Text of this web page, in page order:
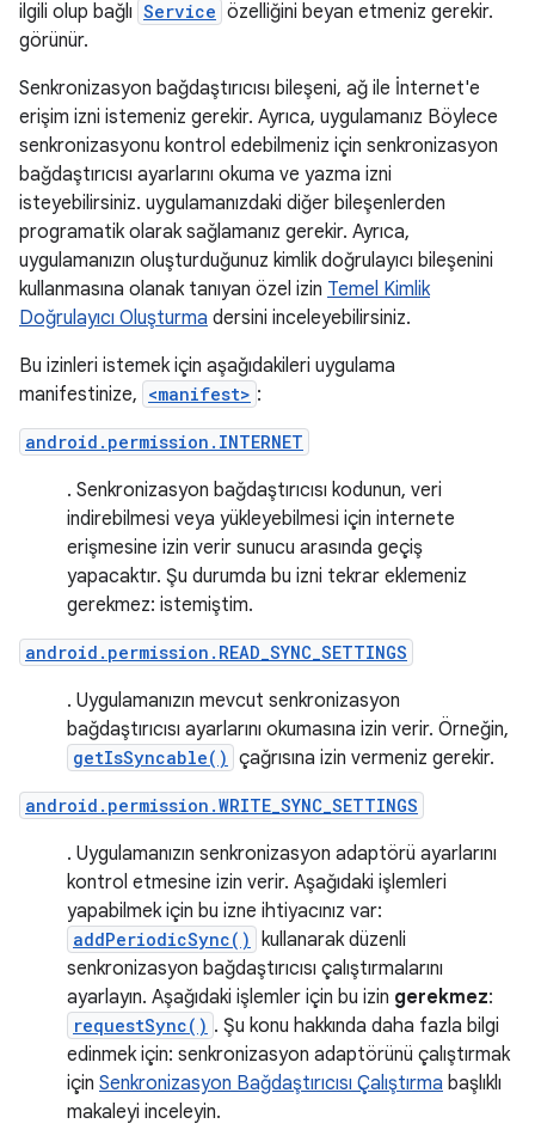
ilgili olup bağlı Service özelliğini beyan etmeniz gerekir.
görünür.
Senkronizasyon bağdaştırıcısı bileşeni, ağ ile İnternet'e
erişim izni istemeniz gerekir. Ayrıca, uygulamanız Böylece
senkronizasyonu kontrol edebilmeniz için senkronizasyon
bağdaştırıcısı ayarlarını okuma ve yazma izni
isteyebilirsiniz. uygulamanızdaki diğer bileşenlerden
programatik olarak sağlamanız gerekir. Ayrıca,
uygulamanızın oluşturduğunuz kimlik doğrulayıcı bileşenini
kullanmasına olanak tanıyan özel izin Temel Kimlik
Doğrulayıcı Oluşturma dersini inceleyebilirsiniz.
Bu izinleri istemek için aşağıdakileri uygulama
manifestinize, <manifest> :
android.permission.INTERNET
. Senkronizasyon bağdaştırıcısı kodunun, veri
indirebilmesi veya yükleyebilmesi için internete
erişmesine izin verir sunucu arasında geçiş
yapacaktır. Şu durumda bu izni tekrar eklemeniz
gerekmez: istemiştim.
android.permission.READ_SYNC_SETTINGS
. Uygulamanızın mevcut senkronizasyon
bağdaştırıcısı ayarlarını okumasına izin verir. Örneğin,
getIsSyncable() çağrısına izin vermeniz gerekir.
android.permission.WRITE_SYNC_SETTINGS
. Uygulamanızın senkronizasyon adaptörü ayarlarını
kontrol etmesine izin verir. Aşağıdaki işlemleri
yapabilmek için bu izne ihtiyacınız var:
addPeriodicSync() kullanarak düzenli
senkronizasyon bağdaştırıcısı çalıştırmalarını
ayarlayın. Aşağıdaki işlemler için bu izin gerekmez:
requestSync() . Şu konu hakkında daha fazla bilgi
edinmek için: senkronizasyon adaptörünü çalıştırmak
için Senkronizasyon Bağdaştırıcısı Çalıştırma başlıklı
makaleyi inceleyin.